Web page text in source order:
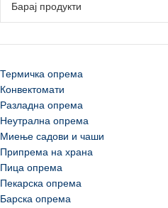
Термичка опрема
Конвектомати
Разладна опрема
Неутрална опрема
Миење садови и чаши
Припрема на храна
Пица опрема
Пекарска опрема
Барска опрема